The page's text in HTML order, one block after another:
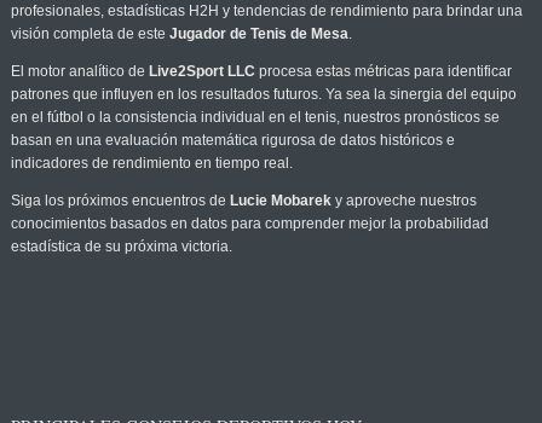
profesionales, estadísticas H2H y tendencias de rendimiento para brindar una
visión completa de este Jugador de Tenis de Mesa.
El motor analítico de Live2Sport LLC procesa estas métricas para identificar
patrones que influyen en los resultados futuros. Ya sea la sinergia del equipo
en el fútbol o la consistencia individual en el tenis, nuestros pronósticos se
basan en una evaluación matemática rigurosa de datos históricos e
indicadores de rendimiento en tiempo real.
Siga los próximos encuentros de Lucie Mobareky aproveche nuestros
conocimientos basados en datos para comprender mejor la probabilidad
estadística de su próxima victoria.